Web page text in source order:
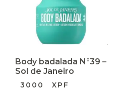
Body badalada N°39 –
Sol de Janeiro
3000 XPF